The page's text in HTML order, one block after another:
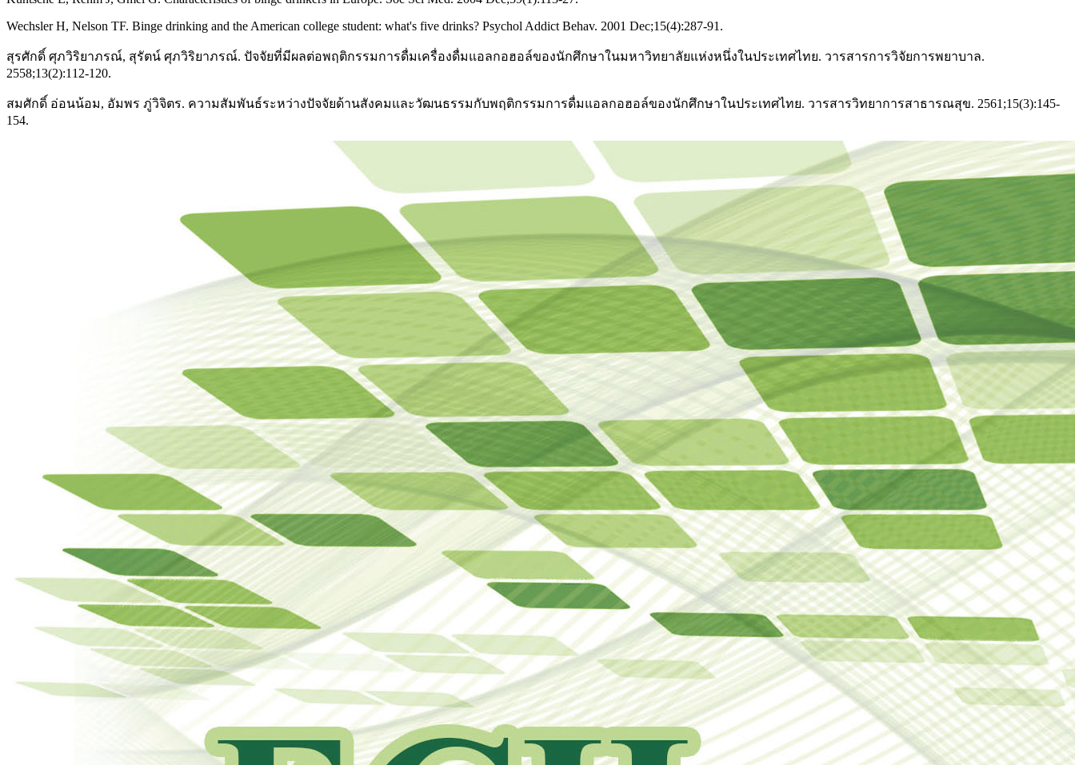
Wechsler H, Nelson TF. Binge drinking and the American college student: what's five drinks? Psychol Addict Behav. 2001 Dec;15(4):287-91.
สุรศักดิ์ ศุภวิริยาภรณ์, สุรัตน์ ศุภวิริยาภรณ์. ปัจจัยที่มีผลต่อพฤติกรรมการดื่มเครื่องดื่มแอลกอฮอล์ของนักศึกษาในมหาวิทยาลัยแห่งหนึ่งในประเทศไทย. วารสารการวิจัยการพยาบาล.
2558;13(2):112-120.
สมศักดิ์ อ่อนน้อม, อัมพร ภู่วิจิตร. ความสัมพันธ์ระหว่างปัจจัยด้านสังคมและวัฒนธรรมกับพฤติกรรมการดื่มแอลกอฮอล์ของนักศึกษาในประเทศไทย. วารสารวิทยาการสาธารณสุข. 2561;15(3):145-
154.